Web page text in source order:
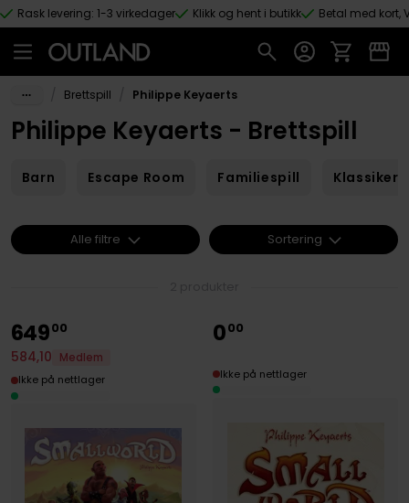
Hopp til hovedinnhold
Rask levering: 1-3 virkedager Klikk og hent i butikk Betal med kort,
Brettspill Philippe Keyaerts
Philippe Keyaerts - Brettspill
Barn Escape Room Familiespill Klassikere
64900
584,10
Medlem
Ikke på nettlager
000
Ikke på nettlager
Alle filtre Sortering